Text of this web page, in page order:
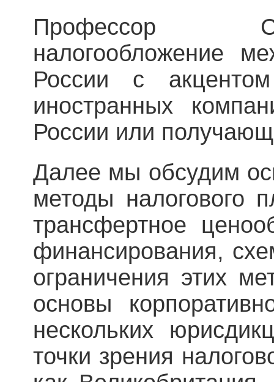
Профессор
налогообложение
России с
иностранных
России или
Далее мы обсудим
методы налогового
трансфертное
финансирования,
ограничения этих
основы
нескольких
точки зрения